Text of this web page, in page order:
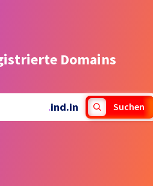
Domains
.ind.in Suchen